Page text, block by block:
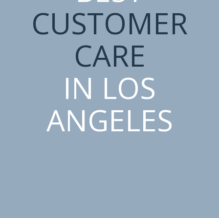
CUSTOMER
CARE
IN LOS
ANGELES